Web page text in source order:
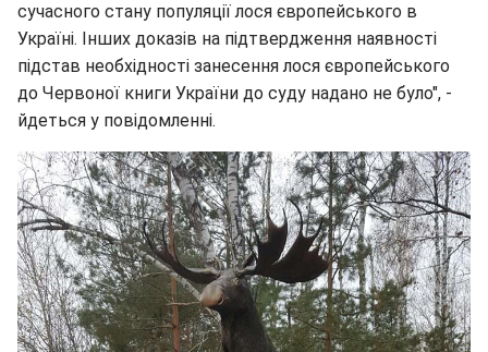
сучасного стану популяції лося європейського в
Україні. Інших доказів на підтвердження наявності
підстав необхідності занесення лося європейського
до Червоної книги України до суду надано не було", -
йдеться у повідомленні.